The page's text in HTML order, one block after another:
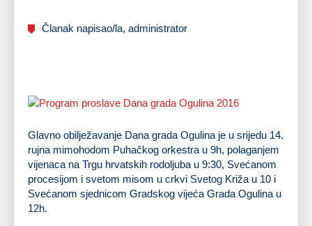
Članak napisao/la, administrator
Glavno obilježavanje Dana grada Ogulina je u srijedu 14.
rujna mimohodom Puhačkog orkestra u 9h, polaganjem
vijenaca na Trgu hrvatskih rodoljuba u 9:30, Svećanom
procesijom i svetom misom u crkvi Svetog Križa u 10 i
Svećanom sjednicom Gradskog vijeća Grada Ogulina u
12h.